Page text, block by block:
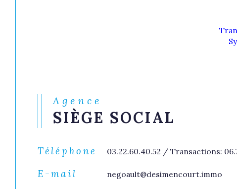
Agence
SIÈGE SOCIAL
Téléphone 03.22.60.40.52 / Transactions:
E-mail negoault@desimencourt.immo